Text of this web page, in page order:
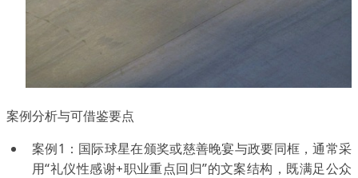
案例分析与可借鉴要点
案例1：国际球星在颁奖或慈善晚宴与政要同框，通常采
用“礼仪性感谢+职业重点回归”的文案结构，既满足公众